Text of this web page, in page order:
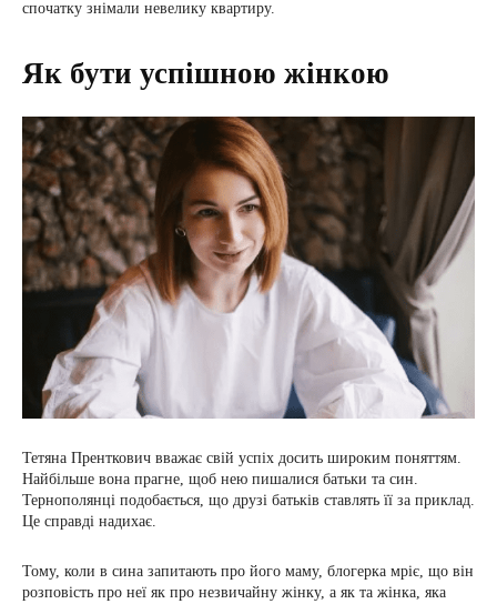
спочатку знімали невелику квартиру.
Як бути успішною жінкою
Тетяна Пренткович вважає свій успіх досить широким поняттям.
Найбільше вона прагне, щоб нею пишалися батьки та син.
Тернополянці подобається, що друзі батьків ставлять її за приклад.
Це справді надихає.
Тому, коли в сина запитають про його маму, блогерка мріє, що він
розповість про неї як про незвичайну жінку, а як та жінка, яка